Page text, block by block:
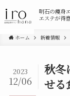
明石の痩身
エステが得
ホーム 新着情報
秋冬
せる
2023
12/06